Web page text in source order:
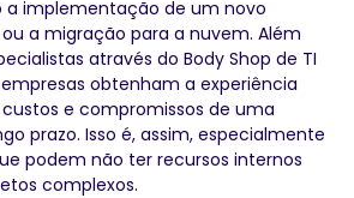
a implementação de um novo
a migração para a nuvem. Além
através do Body Shop de TI
obtenham a experiência
e compromissos de uma
prazo. Isso é, assim, especialmente
podem não ter recursos internos
complexos.